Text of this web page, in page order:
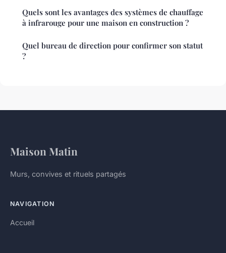
Quels sont les avantages des systèmes de chauffage
à infrarouge pour une maison en construction ?
Quel bureau de direction pour confirmer son statut
?
Maison Matin
Murs, convives et rituels partagés
NAVIGATION
Accueil